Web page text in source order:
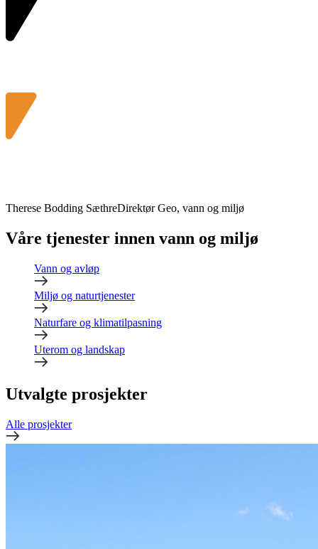
Therese Bodding SæthreDirektør Geo, vann og miljø
Våre tjenester innen vann og miljø
Vann og avløp
Miljø og naturtjenester
Naturfare og klimatilpasning
Uterom og landskap
Utvalgte prosjekter
Alle prosjekter